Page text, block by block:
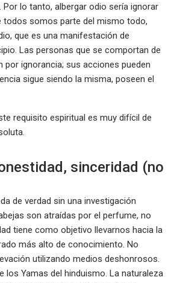
lo tanto, albergar odio sería ignorar
todos somos parte del mismo todo,
que es una manifestación de
Las personas que se comportan de
por ignorancia; sus acciones pueden
sigue siendo la misma, poseen el
requisito espiritual es muy difícil de
sinceridad (no
de verdad sin una investigación
son atraídas por el perfume, no
tiene como objetivo llevarnos hacia la
más alto de conocimiento. No
utilizando medios deshonrosos.
los Yamas del hinduismo. La naturaleza